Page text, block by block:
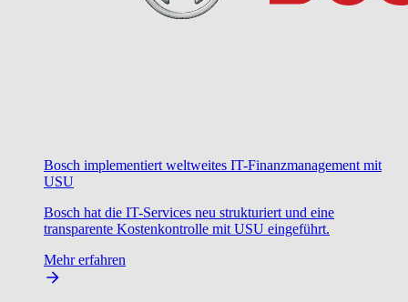
Bosch implementiert weltweites IT-Finanzmanagement mit
USU
Bosch hat die IT-Services neu strukturiert und eine
transparente Kostenkontrolle mit USU eingeführt.
Mehr erfahren